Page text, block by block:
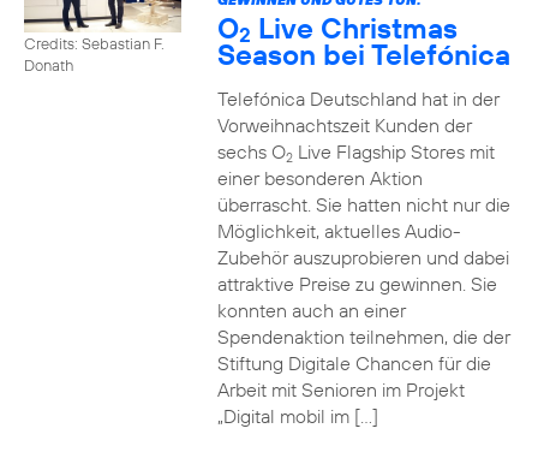
Credits: Sebastian F.
Donath
O2 Live Christmas
Season bei Telefónica
Telefónica Deutschland hat in der
Vorweihnachtszeit Kunden der
sechs O2Live Flagship Stores mit
einer besonderen Aktion
überrascht. Sie hatten nicht nur die
Möglichkeit, aktuelles Audio-
Zubehör auszuprobieren und dabei
attraktive Preise zu gewinnen. Sie
konnten auch an einer
Spendenaktion teilnehmen, die der
Stiftung Digitale Chancen für die
Arbeit mit Senioren im Projekt
„Digital mobil im […]